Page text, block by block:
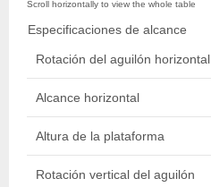
Especificaciones de alcance
Rotación del aguilón horizontal
Alcance horizontal
Altura de la plataforma
Rotación vertical del aguilón